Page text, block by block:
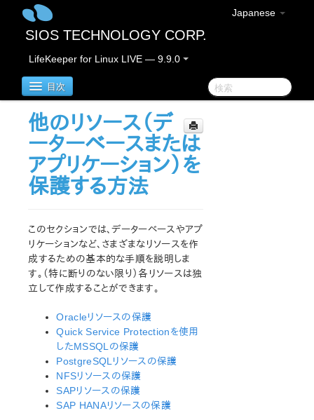
Japanese
SIOS TECHNOLOGY CORP.
LifeKeeper for Linux LIVE — 9.9.0
目次
LifeKeeper for Linux
LifeKeeper for Linuxリリースノート
重要なお知らせ
バグの修正 / Hotfixes
廃止された機能
LifeKeeperコンポーネント
システム要件
オープンソースパッケージ
既知の問題
テクニカルノート
LifeKeeper for Linux スタートアップガイド
他のリソース（デ
ーターベースまたは
アプリケーション）を
保護する方法
このセクションでは、データーベースやアプ
リケーションなど、さまざまなリソースを作
成するための基本的な手順を説明しま
す。（特に断りのない限り）各リソースは独
立して作成することができます。
Oracleリソースの保護
Quick Service Protectionを使用
したMSSQLの保護
PostgreSQLリソースの保護
NFSリソースの保護
SAPリソースの保護
SAP HANAリソースの保護